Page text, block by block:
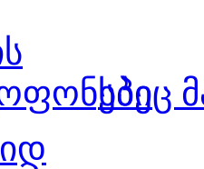
სპეც